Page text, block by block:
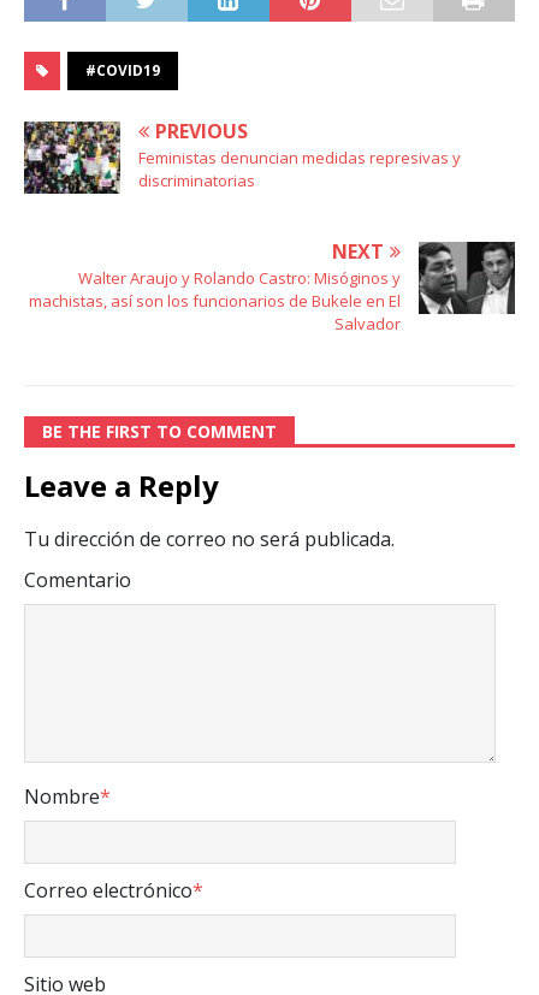
#COVID19
PREVIOUS
Feministas denuncian medidas represivas y
discriminatorias
NEXT
Walter Araujo y Rolando Castro: Misóginos y
machistas, así son los funcionarios de Bukele en El
Salvador
BE THE FIRST TO COMMENT
Leave a Reply
Tu dirección de correo no será publicada.
Comentario
Nombre*
Correo electrónico*
Sitio web